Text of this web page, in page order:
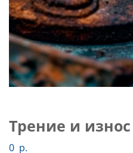
Трение и
0 р.